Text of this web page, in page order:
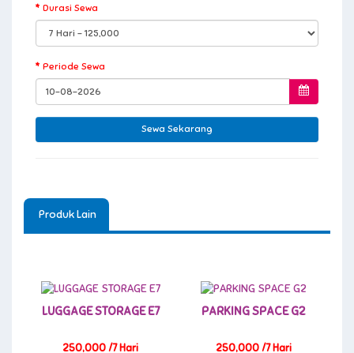
Durasi Sewa
Periode Sewa
Produk Lain
LUGGAGE STORAGE E7
250,000 /7 Hari
PARKING SPACE G2
250,000 /7 Hari